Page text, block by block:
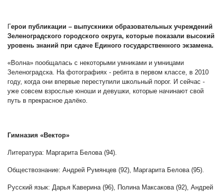
Герои публикации – выпускники образовательных учреждений
Зеленоградского городского округа, которые показали высокий
уровень знаний при сдаче Единого государственного экзамена.
«Волна» пообщалась с некоторыми умниками и умницами
Зеленоградска. На фотографиях - ребята в первом классе, в 2010
году, когда они впервые переступили школьный порог. И сейчас -
уже совсем взрослые юноши и девушки, которые начинают свой
путь в прекрасное далёко.
Гимназия «Вектор»
Литература: Маргарита Белова (94).
Обществознание: Андрей Румянцев (92), Маргарита Белова (95).
Русский язык: Дарья Каверина (96), Полина Максакова (92), Андрей